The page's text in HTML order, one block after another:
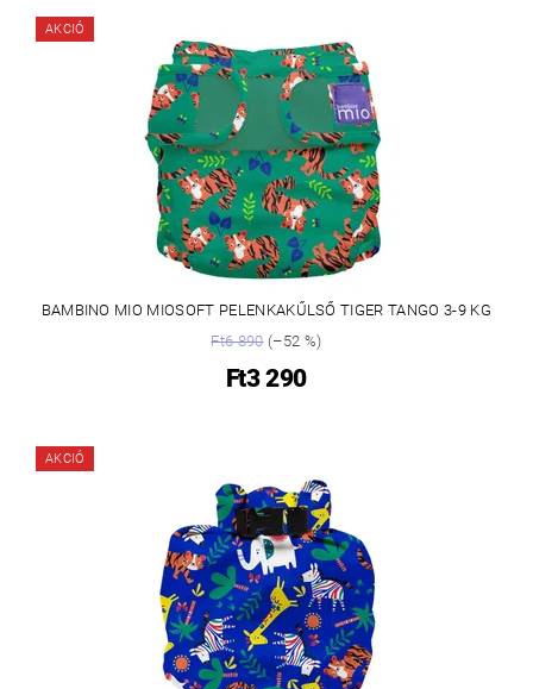
AKCIÓ
BAMBINO MIO MIOSOFT PELENKAKŰLSŐ TIGER TANGO 3-9 KG
Ft6 890(–52 %)
Ft3 290
AKCIÓ